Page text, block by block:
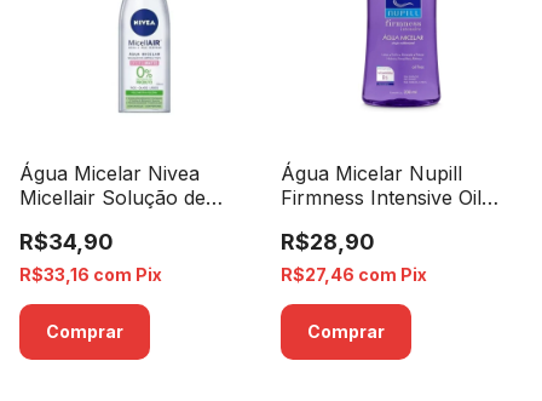
Água Micelar Nivea
Micellair Solução de
Matte - 200ml
R$34,90
R$33,16 com Pix
Água Micelar Nupill
Firmness Intensive Oil
R$28,90
R$27,46 com Pix